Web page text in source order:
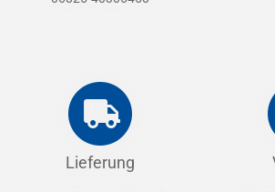
Lieferung